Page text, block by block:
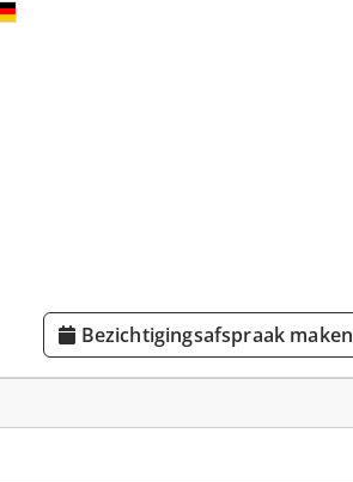
Bezichtigingsafspraak maken